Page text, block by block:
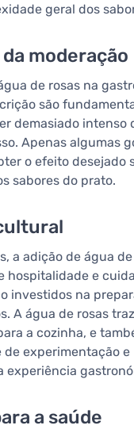
geral dos
moderação
de rosas na
são
demasiado intenso
Apenas algumas
o efeito desejado
sabores do prato.
a adição de água
hospitalidade e
investidos na
A água de rosas
a cozinha, e
experimentação e
experiência
a saúde